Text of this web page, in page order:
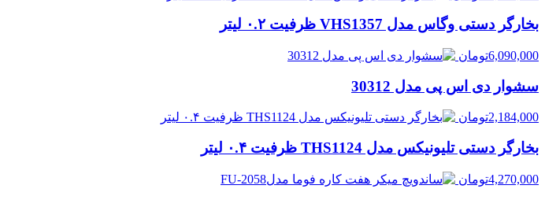
بخارگر دستی وگاس مدل VHS1357 ظرفیت ۰.۲ لیتر
6,090,000تومان
سشوار دی اس پی مدل 30312
2,184,000تومان
بخارگر دستی تلیونیکس مدل THS1124 ظرفیت ۰.۴ لیتر
4,270,000تومان